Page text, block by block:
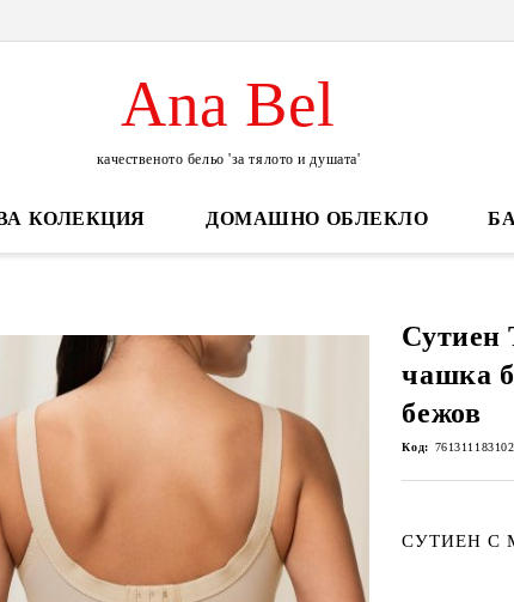
Ana Bel
качественото бельо 'за тялото и душата'
КОЛЕКЦИЯ ДОМАШНО ОБЛЕКЛО
Сутиен
чашка
бежов
Код:
СУТИЕН С